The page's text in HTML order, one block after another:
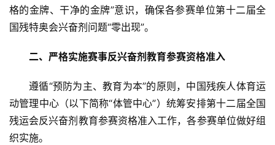
格的金牌、干净的金牌”意识，确保各参赛单位第十二届全
国残特奥会兴奋剂问题“零出现”。
二、严格实施赛事反兴奋剂教育参赛资格准入
遵循“预防为主、教育为本”的原则，中国残疾人体育运
动管理中心（以下简称“体管中心”）统筹安排第十二届全国
残运会反兴奋剂教育参赛资格准入工作，各参赛单位做好组
织实施。